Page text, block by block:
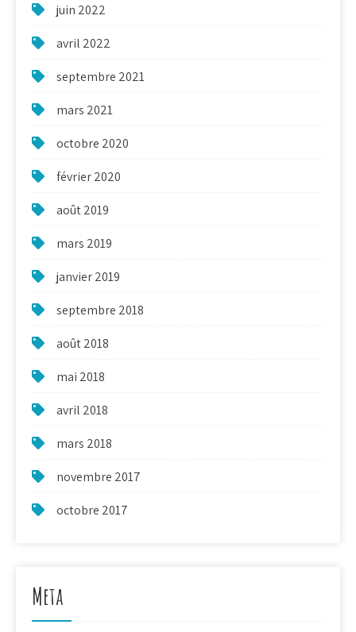
juin 2022
avril 2022
septembre 2021
mars 2021
octobre 2020
février 2020
août 2019
mars 2019
janvier 2019
septembre 2018
août 2018
mai 2018
avril 2018
mars 2018
novembre 2017
octobre 2017
Meta